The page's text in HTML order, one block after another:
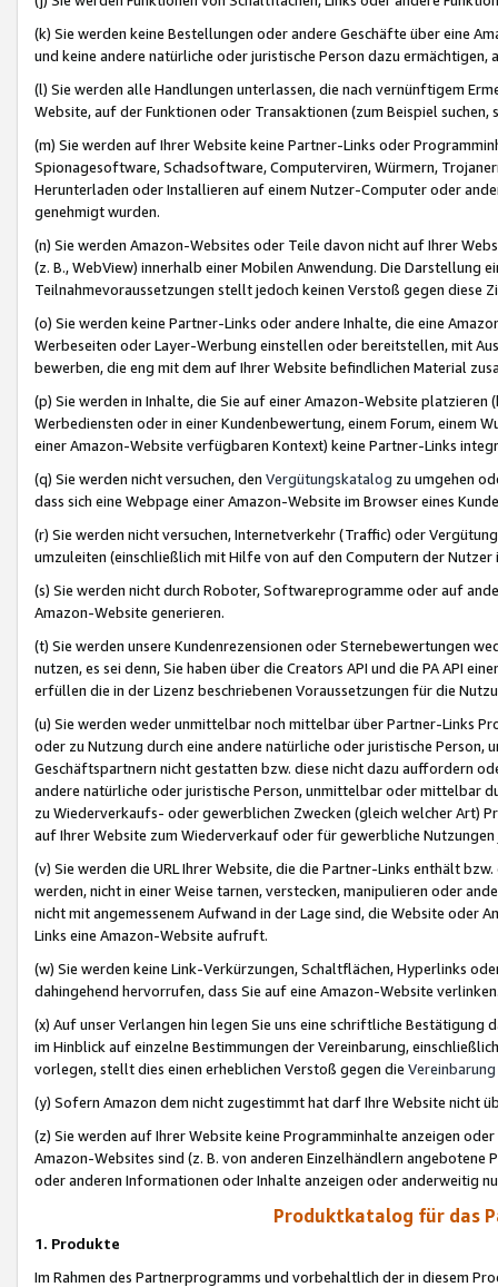
(k) Sie werden keine Bestellungen oder andere Geschäfte über eine
und keine andere natürliche oder juristische Person dazu
(l) Sie werden alle Handlungen unterlassen, die nach vernünftigem
Website, auf der Funktionen oder Transaktionen (zum Beispiel
(m) Sie werden auf Ihrer Website keine Partner-Links oder
Spionagesoftware, Schadsoftware, Computerviren, Würmern,
Herunterladen oder Installieren auf einem Nutzer-Computer oder
genehmigt wurden.
(n) Sie werden Amazon-Websites oder Teile davon nicht auf Ihrer
(z. B., WebView) innerhalb einer Mobilen Anwendung. Die Darstellung
Teilnahmevoraussetzungen stellt jedoch keinen Verstoß gegen diese
(o) Sie werden keine Partner-Links oder andere Inhalte, die eine
Werbeseiten oder Layer-Werbung einstellen oder bereitstellen, mit
bewerben, die eng mit dem auf Ihrer Website befindlichen Material
(p) Sie werden in Inhalte, die Sie auf einer Amazon-Website
Werbediensten oder in einer Kundenbewertung, einem Forum, einem
einer Amazon-Website verfügbaren Kontext) keine Partner-Links
(q) Sie werden nicht versuchen, den Vergütungskatalog zu umgehen
dass sich eine Webpage einer Amazon-Website im Browser eines
(r) Sie werden nicht versuchen, Internetverkehr (Traffic) oder
umzuleiten (einschließlich mit Hilfe von auf den Computern der
(s) Sie werden nicht durch Roboter, Softwareprogramme oder auf
Amazon-Website generieren.
(t) Sie werden unsere Kundenrezensionen oder Sternebewertungen
nutzen, es sei denn, Sie haben über die Creators API und die PA API
erfüllen die in der Lizenz beschriebenen Voraussetzungen für die
(u) Sie werden weder unmittelbar noch mittelbar über Partner-Links
oder zu Nutzung durch eine andere natürliche oder juristische
Geschäftspartnern nicht gestatten bzw. diese nicht dazu auffordern
andere natürliche oder juristische Person, unmittelbar oder mittelbar
zu Wiederverkaufs- oder gewerblichen Zwecken (gleich welcher Art)
auf Ihrer Website zum Wiederverkauf oder für gewerbliche
(v) Sie werden die URL Ihrer Website, die die Partner-Links enthält
werden, nicht in einer Weise tarnen, verstecken, manipulieren oder
nicht mit angemessenem Aufwand in der Lage sind, die Website oder
Links eine Amazon-Website aufruft.
(w) Sie werden keine Link-Verkürzungen, Schaltflächen, Hyperlinks
dahingehend hervorrufen, dass Sie auf eine Amazon-Website
(x) Auf unser Verlangen hin legen Sie uns eine schriftliche
im Hinblick auf einzelne Bestimmungen der Vereinbarung,
vorlegen, stellt dies einen erheblichen Verstoß gegen die Vereinbarung
(y) Sofern Amazon dem nicht zugestimmt hat darf Ihre Website nicht
(z) Sie werden auf Ihrer Website keine Programminhalte anzeigen
Amazon-Websites sind (z. B. von anderen Einzelhändlern
oder anderen Informationen oder Inhalte anzeigen oder anderweitig
Produktkatalog für das
1. Produkte
Im Rahmen des Partnerprogramms und vorbehaltlich der in diesem